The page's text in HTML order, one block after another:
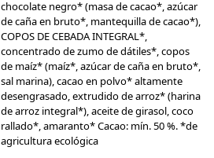
chocolate negro* (masa de cacao*, azúcar
de caña en bruto*, mantequilla de cacao*),
COPOS DE CEBADA INTEGRAL*,
concentrado de zumo de dátiles*, copos
de maíz* (maíz*, azúcar de caña en bruto*,
sal marina), cacao en polvo* altamente
desengrasado, extrudido de arroz* (harina
de arroz integral*), aceite de girasol, coco
rallado*, amaranto* Cacao: mín. 50 %. *de
agricultura ecológica